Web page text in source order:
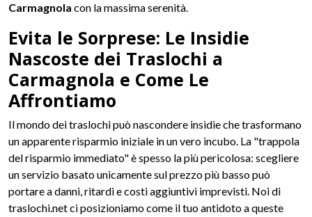
Carmagnola con la massima serenità.
Evita le Sorprese: Le Insidie
Nascoste dei Traslochi a
Carmagnola e Come Le
Affrontiamo
Il mondo dei traslochi può nascondere insidie che trasformano
un apparente risparmio iniziale in un vero incubo. La "trappola
del risparmio immediato" è spesso la più pericolosa: scegliere
un servizio basato unicamente sul prezzo più basso può
portare a danni, ritardi e costi aggiuntivi imprevisti. Noi di
traslochi.net ci posizioniamo come il tuo antidoto a queste